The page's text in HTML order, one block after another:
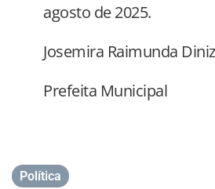
agosto de 2025.
Josemira Raimunda
Prefeita Municipal
Política